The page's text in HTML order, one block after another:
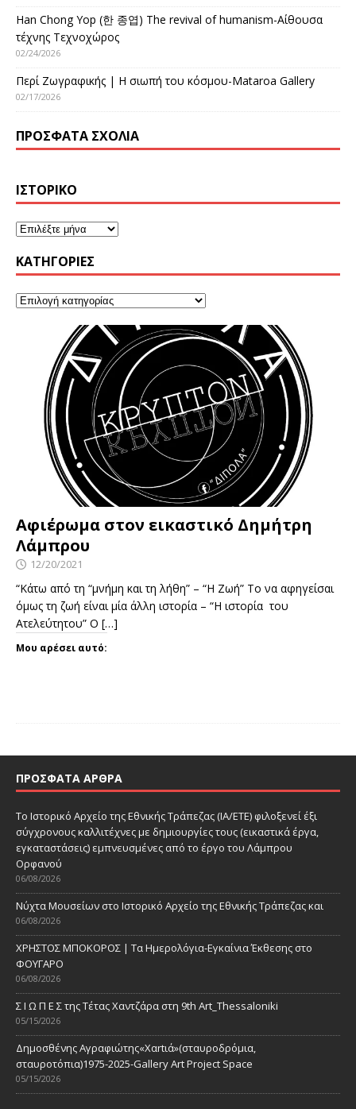
Han Chong Yop (한 종엽) The revival of humanism-Αίθουσα
τέχνης Τεχνοχώρος
02/24/2026
Περί Ζωγραφικής | Η σιωπή του κόσμου-Mataroa Gallery
02/17/2026
ΠΡΌΣΦΑΤΑ ΣΧΌΛΙΑ
ΙΣΤΟΡΙΚΌ
KΑΤΗΓΟΡΊΕΣ
Αφιέρωμα στον εικαστικό Δημήτρη
Λάμπρου
12/20/2021
“Κάτω από τη “μνήμη και τη λήθη” – “Η Ζωή” Το να αφηγείσαι
όμως τη ζωή είναι μία άλλη ιστορία – “Η ιστορία του
Ατελεύτητου” Ο […]
Μου αρέσει αυτό:
ΠΡΌΣΦΑΤΑ ΆΡΘΡΑ
Το Ιστορικό Αρχείο της Εθνικής Τράπεζας (ΙΑ/ΕΤΕ) φιλοξενεί έξι
σύγχρονους καλλιτέχνες με δημιουργίες τους (εικαστικά έργα,
εγκαταστάσεις) εμπνευσμένες από το έργο του Λάμπρου
Ορφανού
06/08/2026
Νύχτα Μουσείων στο Ιστορικό Αρχείο της Εθνικής Τράπεζας και
06/08/2026
ΧΡΗΣΤΟΣ ΜΠΟΚΟΡΟΣ | Τα Ημερολόγια-Εγκαίνια Έκθεσης στο
ΦΟΥΓΑΡΟ
06/08/2026
Σ Ι Ω Π Ε Σ της Τέτας Χαντζάρα στη 9th Art_Thessaloniki
05/15/2026
Δημοσθένης Αγραφιώτης«Xαrtιά»(σταυροδρόμια,
σταυροτόπια)1975-2025-Gallery Art Project Space
05/15/2026